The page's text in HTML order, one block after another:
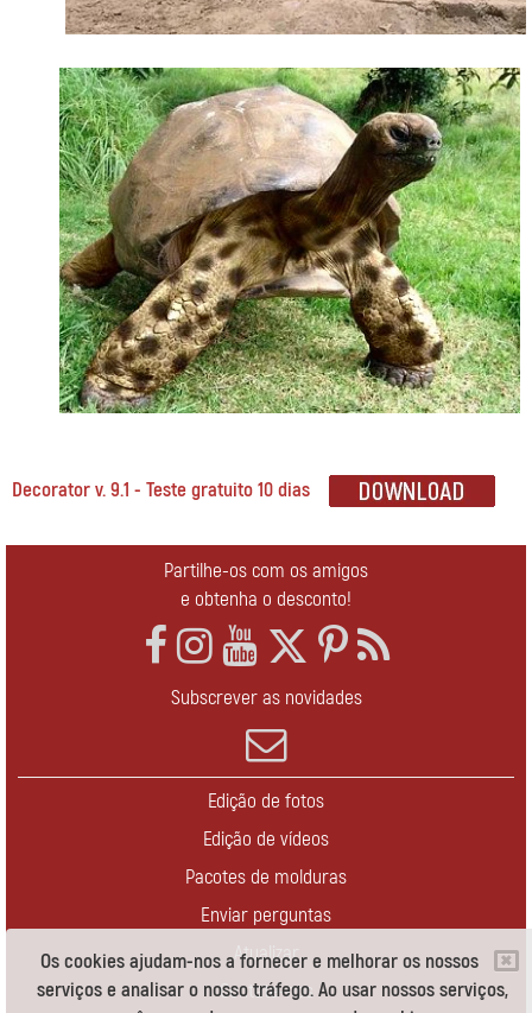
Os cookies ajudam-nos a fornecer e melhorar os nossos
serviços e analisar o nosso tráfego. Ao usar nossos serviços,
Decorator v. 9.1 - Teste gratuito 10 dias
Partilhe-os com os amigos
e obtenha o desconto!
Subscrever as novidades
Edição de fotos
Edição de vídeos
Pacotes de molduras
Enviar perguntas
Atualizar
Contate-nos